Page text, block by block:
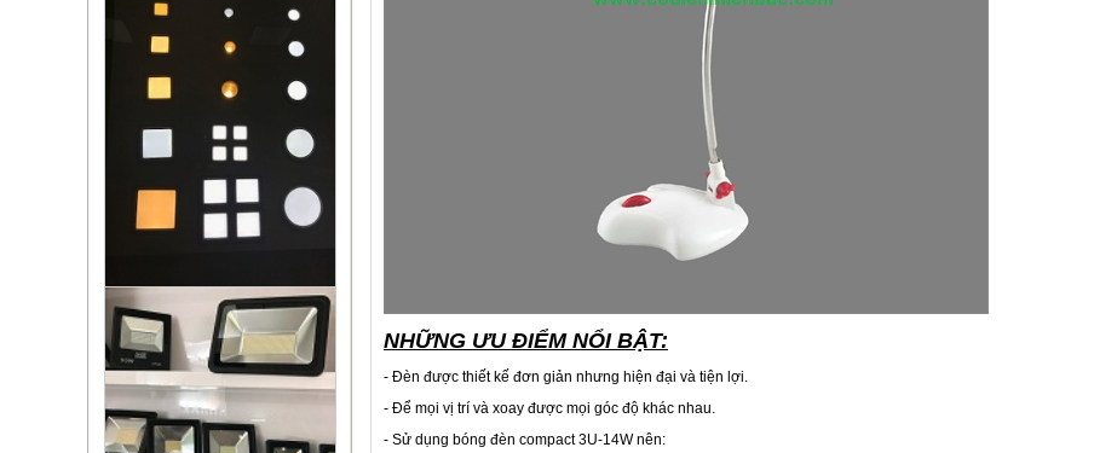
NHỮNG ƯU ĐIỂM NỔI BẬT:
- Đèn được thiết kế đơn giản nhưng hiện đại và tiện lợi.
- Để mọi vị trí và xoay được mọi góc độ khác nhau.
- Sử dụng bóng đèn compact 3U-14W nên: